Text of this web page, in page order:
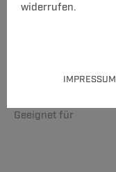
widerrufen.
IMPRESSUM
Geeignet für